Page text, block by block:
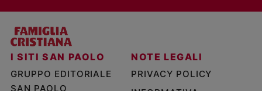
Coppia
Scuola
giovani
Adolescenza
I SITI SAN PAOLO
GRUPPO EDITORIALE
SAN PAOLO
NOTE LEGALI
PRIVACY POLICY